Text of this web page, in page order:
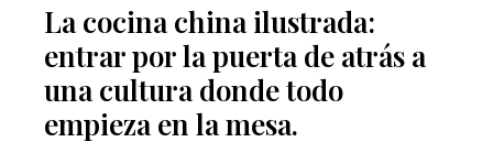
La cocina china ilustrada:
entrar por la puerta de atrás a
una cultura donde todo
empieza en la mesa.